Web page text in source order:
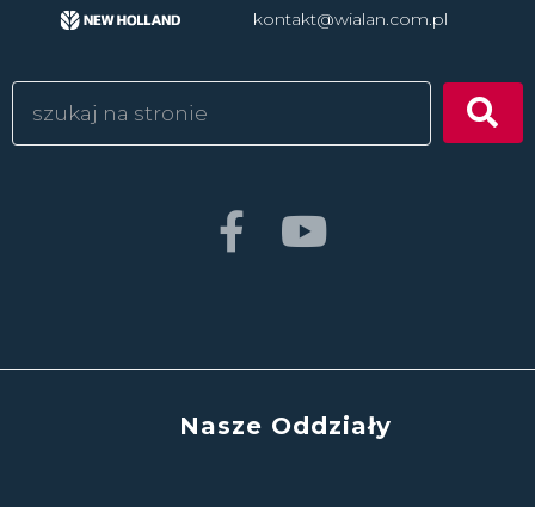
kontakt@wialan.com.pl
Nasze Oddziały